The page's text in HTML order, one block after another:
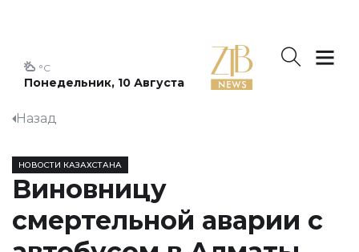
Понедельник, 10 Августа
°C
Назад
НОВОСТИ КАЗАХСТАНА
Виновницу
смертельной аварии с